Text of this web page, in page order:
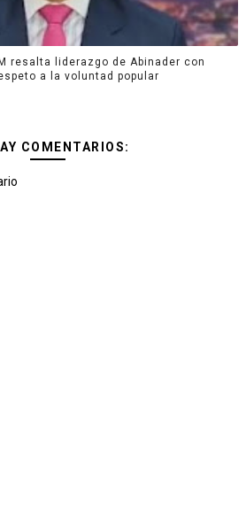
resalta liderazgo de Abinader con
a la voluntad popular
COMENTARIOS: